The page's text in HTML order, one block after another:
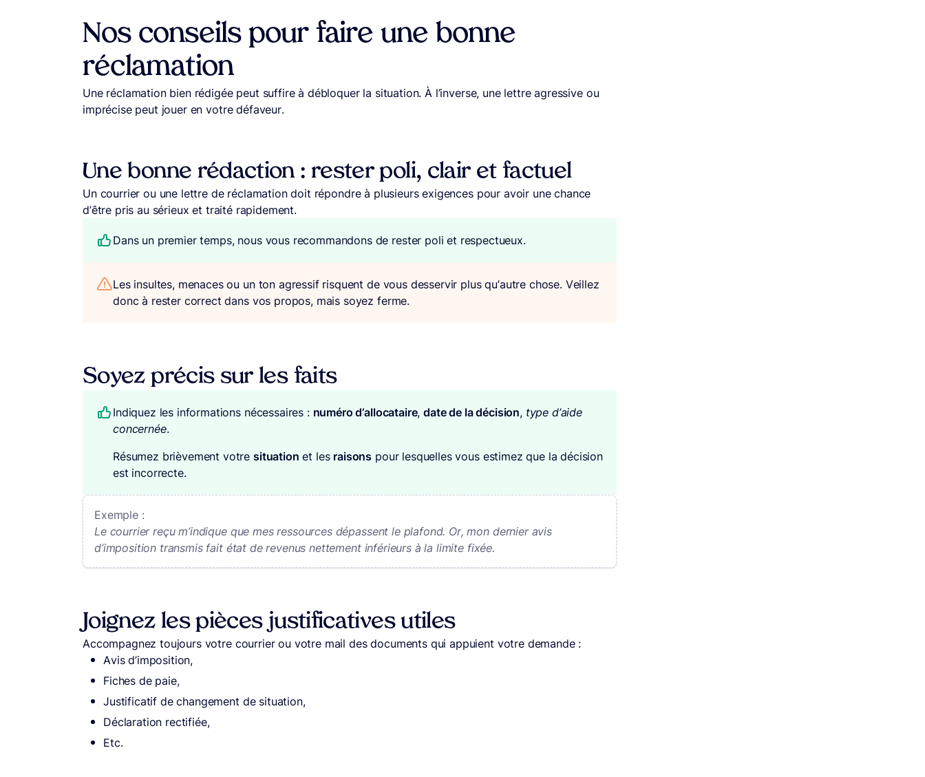
Nos conseils pour faire une bonne
réclamation
Une réclamation bien rédigée peut suffire à débloquer la situation. À l’inverse, une lettre agressive ou
imprécise peut jouer en votre défaveur.
Une bonne rédaction : rester poli, clair et factuel
Un courrier ou une lettre de réclamation doit répondre à plusieurs exigences pour avoir une chance
d’être pris au sérieux et traité rapidement.
Dans un premier temps, nous vous recommandons de rester poli et respectueux.
Les insultes, menaces ou un ton agressif risquent de vous desservir plus qu’autre chose. Veillez
donc à rester correct dans vos propos, mais soyez ferme.
Soyez précis sur les faits
Indiquez les informations nécessaires : numéro d’allocataire,date de la décision, type d’aide
concernée.
Résumez brièvement votre situation et les raisons pour lesquelles vous estimez que la décision
est incorrecte.
Exemple :
Le courrier reçu m’indique que mes ressources dépassent le plafond. Or, mon dernier avis
d’imposition transmis fait état de revenus nettement inférieurs à la limite fixée.
Joignez les pièces justificatives utiles
Accompagnez toujours votre courrier ou votre mail des documents qui appuient votre demande :
Avis d’imposition,
Fiches de paie,
Justificatif de changement de situation,
Déclaration rectifiée,
Etc.